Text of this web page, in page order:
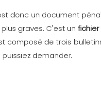
donc un document
graves. C'est un
composé de trois
demander.